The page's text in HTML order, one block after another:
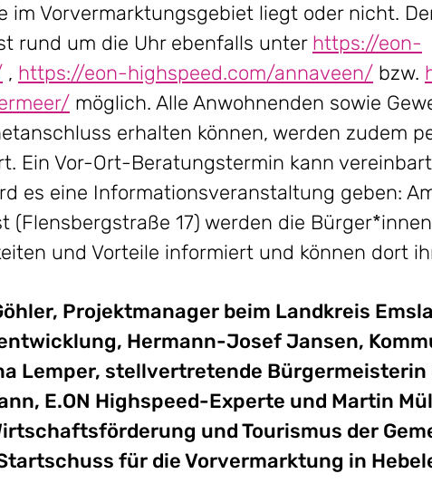
im Vorvermarktungsgebiet liegt oder nicht.
rund um die Uhr ebenfalls unter https://eon-
, https://eon-highspeed.com/annaveen/ bzw.
möglich. Alle Anwohnenden sowie
erhalten können, werden zudem
Ein Vor-Ort-Beratungstermin kann
es eine Informationsveranstaltung geben:
(Flensbergstraße 17) werden die
und Vorteile informiert und können dort
Projektmanager beim Landkreis
Hermann-Josef Jansen,
Lemper, stellvertretende Bürgermeisterin
E.ON Highspeed-Experte und Martin
und Tourismus der
für die Vorvermarktung in